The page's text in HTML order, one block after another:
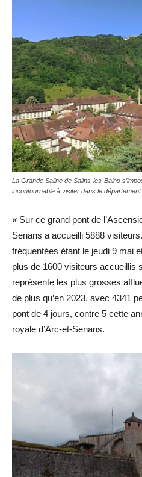
La Grande Saline de Salins-les-Bains
incontournable à visiter dans le
« Sur ce grand pont de
Senans a accueilli 5888
fréquentées étant le jeudi 9 mai
plus de 1600 visiteurs accueillis
représente les plus grosses
de plus qu’en 2023, avec 4341
pont de 4 jours, contre 5 cette
royale d’Arc-et-Senans.